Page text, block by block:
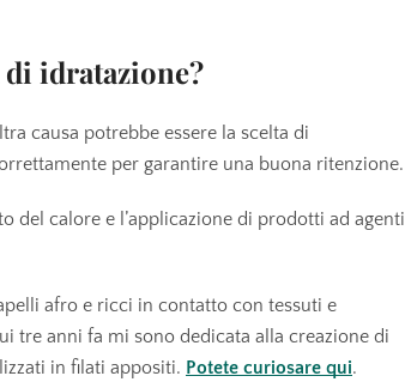
di idratazione?
causa potrebbe essere la scelta di
per garantire una buona ritenzione.
del calore e l’applicazione di prodotti ad agenti
afro e ricci in contatto con tessuti e
tre anni fa mi sono dedicata alla creazione di
in filati appositi. Potete curiosare qui.